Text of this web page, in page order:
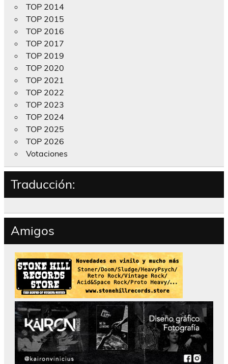
TOP 2014
TOP 2015
TOP 2016
TOP 2017
TOP 2019
TOP 2020
TOP 2021
TOP 2022
TOP 2023
TOP 2024
TOP 2025
TOP 2026
Votaciones
Traducción:
Amigos